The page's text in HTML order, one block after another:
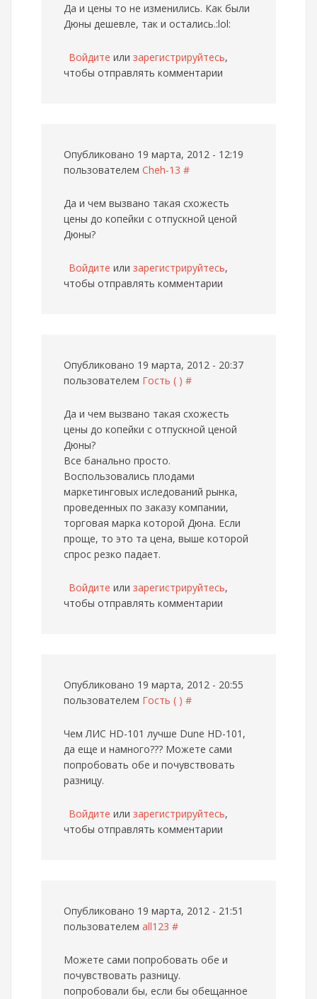
Да и цены то не изменились. Как были
Дюны дешевле, так и остались.:lol:
Войдите или зарегистрируйтесь,
чтобы отправлять комментарии
Опубликовано 19 марта, 2012 - 12:19
пользователем Cheh-13 #
Да и чем вызвано такая схожесть
цены до копейки с отпускной ценой
Дюны?
Войдите или зарегистрируйтесь,
чтобы отправлять комментарии
Опубликовано 19 марта, 2012 - 20:37
пользователем Гость ( ) #
Да и чем вызвано такая схожесть
цены до копейки с отпускной ценой
Дюны?
Все банально просто.
Воспользовались плодами
маркетинговых иследований рынка,
проведенных по заказу компании,
торговая марка которой Дюна. Если
проще, то это та цена, выше которой
спрос резко падает.
Войдите или зарегистрируйтесь,
чтобы отправлять комментарии
Опубликовано 19 марта, 2012 - 20:55
пользователем Гость ( ) #
Чем ЛИС HD-101 лучше Dune HD-101,
да еще и намного??? Можете сами
попробовать обе и почувствовать
разницу.
Войдите или зарегистрируйтесь,
чтобы отправлять комментарии
Опубликовано 19 марта, 2012 - 21:51
пользователем all123 #
Можете сами попробовать обе и
почувствовать разницу.
попробовали бы, если бы обещанное